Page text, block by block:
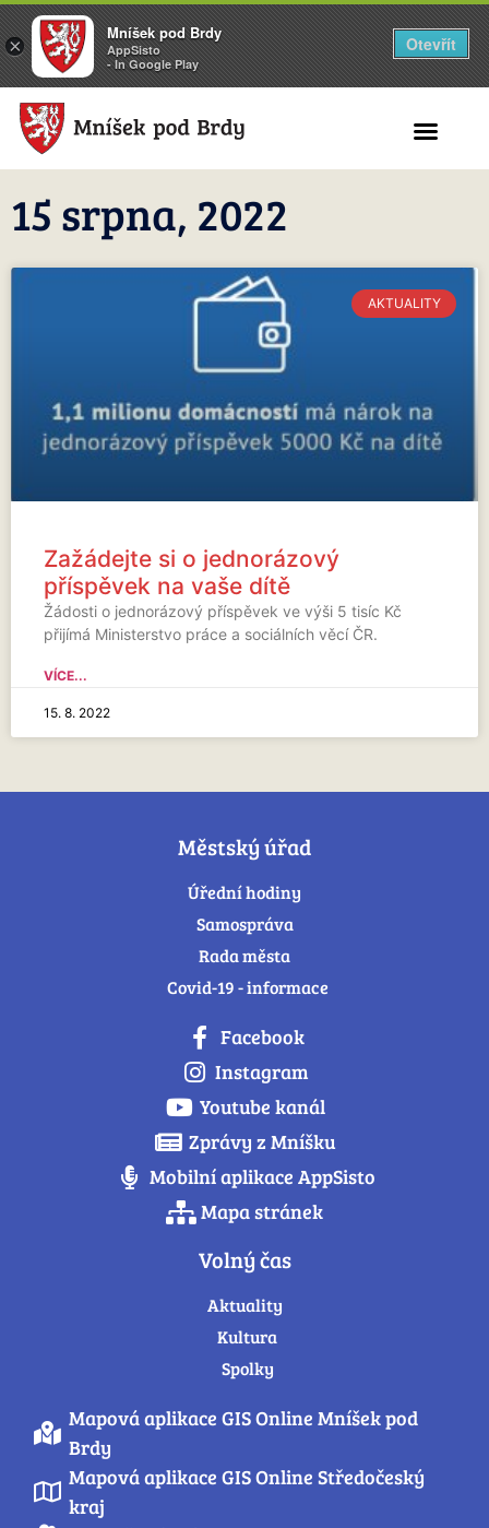
15 srpna, 2022
AKTUALITY
Zažádejte si o jednorázový
příspěvek na vaše dítě
Žádosti o jednorázový příspěvek ve výši 5 tisíc Kč
přijímá Ministerstvo práce a sociálních věcí ČR.
VÍCE...
15. 8. 2022
Městský úřad
Úřední hodiny
Samospráva
Rada města
Covid-19 - informace
Facebook
Instagram
Youtube kanál
Zprávy z Mníšku
Mobilní aplikace AppSisto
Mapa stránek
Volný čas
Aktuality
Kultura
Spolky
Mapová aplikace GIS Online Mníšek pod
Brdy
Mapová aplikace GIS Online Středočeský
kraj
×
Mníšek pod Brdy
AppSisto
- In Google Play
Otevřít